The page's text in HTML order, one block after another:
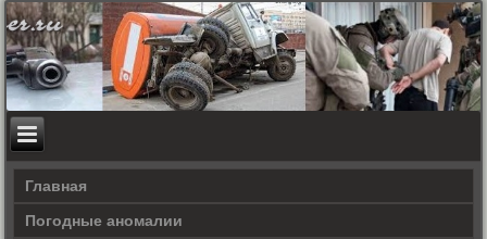
Главная
Погодные аномалии